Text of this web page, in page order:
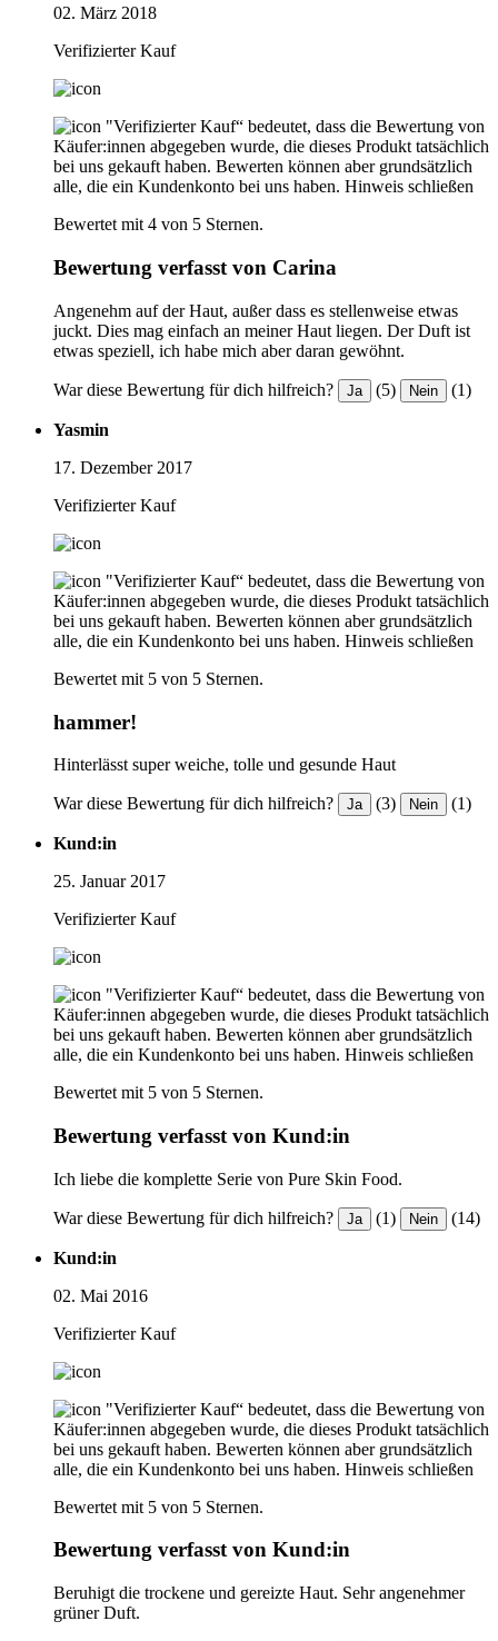
02. März 2018
Verifizierter Kauf
"Verifizierter Kauf“ bedeutet, dass die Bewertung von
Käufer:innen abgegeben wurde, die dieses Produkt tatsächlich
bei uns gekauft haben. Bewerten können aber grundsätzlich
alle, die ein Kundenkonto bei uns haben. Hinweis schließen
Bewertet mit 4 von 5 Sternen.
Bewertung verfasst von Carina
Angenehm auf der Haut, außer dass es stellenweise etwas
juckt. Dies mag einfach an meiner Haut liegen. Der Duft ist
etwas speziell, ich habe mich aber daran gewöhnt.
War diese Bewertung für dich hilfreich? Ja (5) Nein (1)
Yasmin
17. Dezember 2017
Verifizierter Kauf
"Verifizierter Kauf“ bedeutet, dass die Bewertung von
Käufer:innen abgegeben wurde, die dieses Produkt tatsächlich
bei uns gekauft haben. Bewerten können aber grundsätzlich
alle, die ein Kundenkonto bei uns haben. Hinweis schließen
Bewertet mit 5 von 5 Sternen.
hammer!
Hinterlässt super weiche, tolle und gesunde Haut
War diese Bewertung für dich hilfreich? Ja (3) Nein (1)
Kund:in
25. Januar 2017
Verifizierter Kauf
"Verifizierter Kauf“ bedeutet, dass die Bewertung von
Käufer:innen abgegeben wurde, die dieses Produkt tatsächlich
bei uns gekauft haben. Bewerten können aber grundsätzlich
alle, die ein Kundenkonto bei uns haben. Hinweis schließen
Bewertet mit 5 von 5 Sternen.
Bewertung verfasst von Kund:in
Ich liebe die komplette Serie von Pure Skin Food.
War diese Bewertung für dich hilfreich? Ja (1) Nein (14)
Kund:in
02. Mai 2016
Verifizierter Kauf
"Verifizierter Kauf“ bedeutet, dass die Bewertung von
Käufer:innen abgegeben wurde, die dieses Produkt tatsächlich
bei uns gekauft haben. Bewerten können aber grundsätzlich
alle, die ein Kundenkonto bei uns haben. Hinweis schließen
Bewertet mit 5 von 5 Sternen.
Bewertung verfasst von Kund:in
Beruhigt die trockene und gereizte Haut. Sehr angenehmer
grüner Duft.